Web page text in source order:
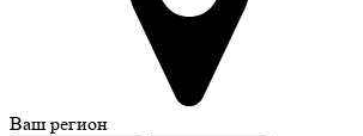
Ваш регион